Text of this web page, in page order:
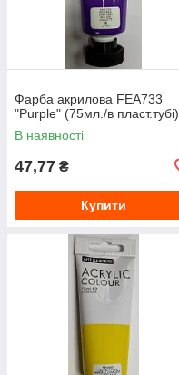
Фарба акрилова FEA733
"Purple" (75мл./в пласт.тубі)
В наявності
47,77 ₴
Купити